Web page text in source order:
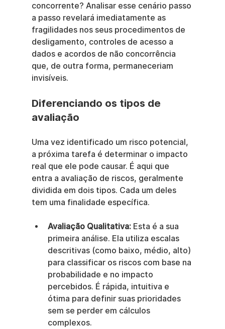
concorrente? Analisar esse cenário passo
a passo revelará imediatamente as
fragilidades nos seus procedimentos de
desligamento, controles de acesso a
dados e acordos de não concorrência
que, de outra forma, permaneceriam
invisíveis.
Diferenciando os tipos de
avaliação
Uma vez identificado um risco potencial,
a próxima tarefa é determinar o impacto
real que ele pode causar. É aqui que
entra a avaliação de riscos, geralmente
dividida em dois tipos. Cada um deles
tem uma finalidade específica.
Avaliação Qualitativa: Esta é a sua
primeira análise. Ela utiliza escalas
descritivas (como baixo, médio, alto)
para classificar os riscos com base na
probabilidade e no impacto
percebidos. É rápida, intuitiva e
ótima para definir suas prioridades
sem se perder em cálculos
complexos.